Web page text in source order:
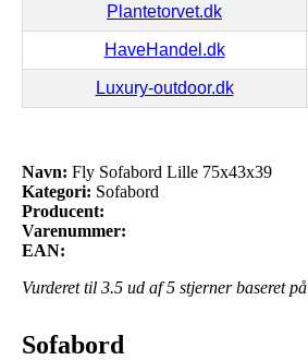
Plantetorvet.dk
HaveHandel.dk
Luxury-outdoor.dk
Navn: Fly Sofabord Lille 75x43x39
Kategori: Sofabord
Producent:
Varenummer:
EAN:
Vurderet til 3.5 ud af 5 stjerner baseret på
Sofabord